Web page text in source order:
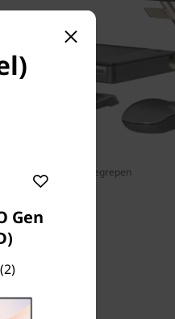
en muis niet inbegrepen
Gen
(2)